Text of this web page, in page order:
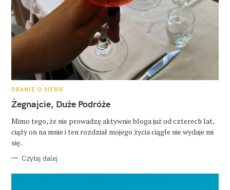
K
T
E
O
R
I
DBANIE O SIEBIE
Żegnajcie, Duże Podróże
Mimo tego, że nie prowadzę aktywnie bloga już od czterech lat,
ciąży on na mnie i ten rozdział mojego życia ciągle nie wydaje mi
się..
Czytaj dalej